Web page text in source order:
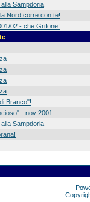
Sampdoria
Nord corre con te!
02 - che Grifone!
Branco"!
- nov 2001
Sampdoria